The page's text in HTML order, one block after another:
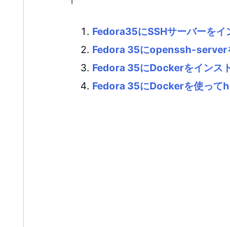
Fedora35にSSHサーバーをイ
Fedora 35にopenssh-server
Fedora 35にDockerをインス
Fedora 35にDockerを使って